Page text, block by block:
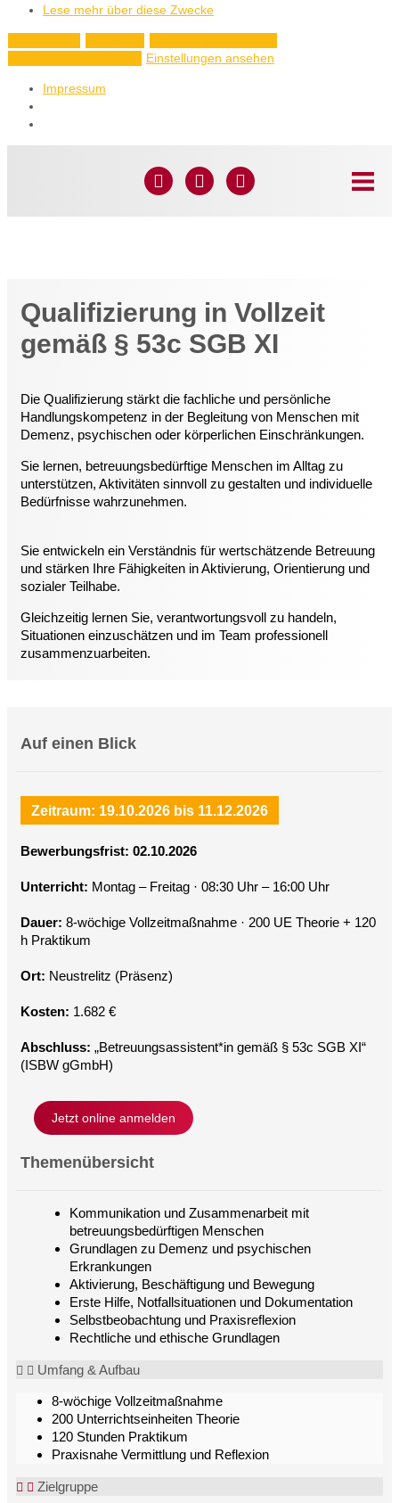
Lese mehr über diese Zwecke
Einstellungen ansehen
Impressum
Startseite
Pflegeeinrichtungen
Betreuungsassistenz in
Pflegeeinrichtungen
Qualifizierung in Vollzeit
gemäß § 53c SGB XI
Die Qualifizierung stärkt die fachliche und persönliche
Handlungskompetenz in der Begleitung von Menschen mit
Demenz, psychischen oder körperlichen Einschränkungen.
Sie lernen, betreuungsbedürftige Menschen im Alltag zu
unterstützen, Aktivitäten sinnvoll zu gestalten und individuelle
Bedürfnisse wahrzunehmen.
Sie entwickeln ein Verständnis für wertschätzende Betreuung
und stärken Ihre Fähigkeiten in Aktivierung, Orientierung und
sozialer Teilhabe.
Gleichzeitig lernen Sie, verantwortungsvoll zu handeln,
Situationen einzuschätzen und im Team professionell
zusammenzuarbeiten.
Auf einen Blick
Zeitraum: 19.10.2026 bis 11.12.2026
Bewerbungsfrist: 02.10.2026
Unterricht: Montag – Freitag · 08:30 Uhr – 16:00 Uhr
Dauer: 8-wöchige Vollzeitmaßnahme · 200 UE Theorie + 120
h Praktikum
Ort: Neustrelitz (Präsenz)
Kosten: 1.682 €
Abschluss: „Betreuungsassistent*in gemäß § 53c SGB XI“
(ISBW gGmbH)
Jetzt online anmelden
Themenübersicht
Kommunikation und Zusammenarbeit mit
betreuungsbedürftigen Menschen
Grundlagen zu Demenz und psychischen
Erkrankungen
Aktivierung, Beschäftigung und Bewegung
Erste Hilfe, Notfallsituationen und Dokumentation
Selbstbeobachtung und Praxisreflexion
Rechtliche und ethische Grundlagen
Umfang & Aufbau
8-wöchige Vollzeitmaßnahme
200 Unterrichtseinheiten Theorie
120 Stunden Praktikum
Praxisnahe Vermittlung und Reflexion
Zielgruppe